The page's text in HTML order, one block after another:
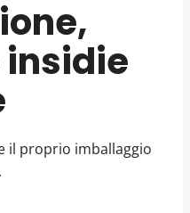
insidie
il proprio imballaggio